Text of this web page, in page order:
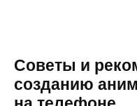
Советы и
созданию